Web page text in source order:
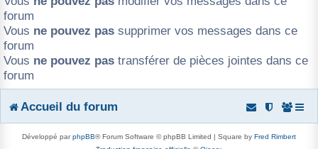
forum
Vous ne pouvez pas supprimer vos messages dans ce
forum
Vous ne pouvez pas transférer de pièces jointes dans ce
forum
Accueil du forum
Développé parphpBB® Forum Software © phpBB Limited | Square by Fred Rimbert